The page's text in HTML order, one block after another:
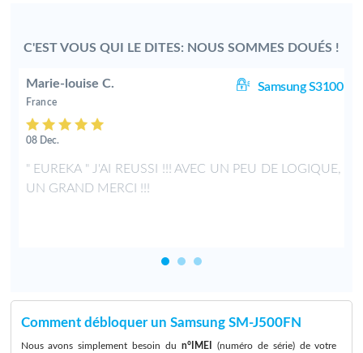
C'EST VOUS QUI LE DITES: NOUS SOMMES DOUÉS !
Marie-louise C. Samsung S3100
France
08 Dec.
" EUREKA " J'AI REUSSI !!! AVEC UN PEU DE LOGIQUE,
UN GRAND MERCI !!!
Comment débloquer un Samsung SM-J500FN
Nous avons simplement besoin du n°IMEI
(numéro de série) de votre